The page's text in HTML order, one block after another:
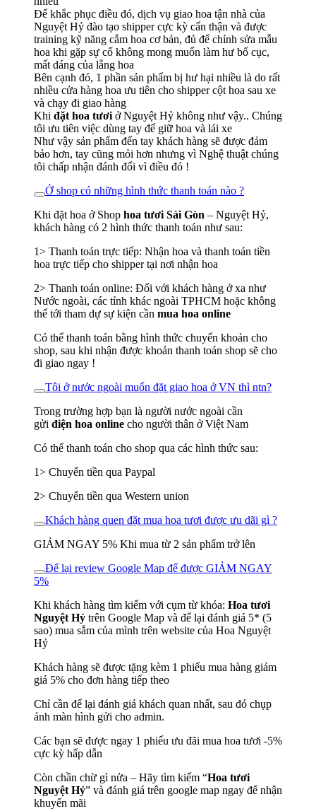
Để khắc phục điều đó, dịch vụ giao hoa tận nhà của
Nguyệt Hỷ đào tạo shipper cực kỳ cẩn thận và được
training kỹ năng cắm hoa cơ bản, đủ để chỉnh sửa mẫu
hoa khi gặp sự cố không mong muốn làm hư bố cục,
mất dáng của lẵng hoa
Bên cạnh đó, 1 phần sản phẩm bị hư hại nhiều là do rất
nhiều cửa hàng hoa ưu tiên cho shipper cột hoa sau xe
và chạy đi giao hàng
Khi đặt hoa tươi ở Nguyệt Hỷ không như vậy.. Chúng
tôi ưu tiên việc dùng tay để giữ hoa và lái xe
Như vậy sản phẩm đến tay khách hàng sẽ được đảm
bảo hơn, tay cũng mỏi hơn nhưng vì Nghệ thuật chúng
tôi chấp nhận đánh đổi vì điều đó !
Ở shop có những hình thức thanh toán nào ?
Khi đặt hoa ở Shop hoa tươi Sài Gòn – Nguyệt Hỷ,
khách hàng có 2 hình thức thanh toán như sau:
1> Thanh toán trực tiếp: Nhận hoa và thanh toán tiền
hoa trực tiếp cho shipper tại nơi nhận hoa
2> Thanh toán online: Đối với khách hàng ở xa như
Nước ngoài, các tỉnh khác ngoài TPHCM hoặc không
thể tới tham dự sự kiện cần mua hoa online
Có thể thanh toán bằng hình thức chuyển khoản cho
shop, sau khi nhận được khoản thanh toán shop sẽ cho
đi giao ngay !
Tôi ở nước ngoài muốn đặt giao hoa ở VN thì ntn?
Trong trường hợp bạn là người nước ngoài cần
gửi điện hoa online cho người thân ở Việt Nam
Có thể thanh toán cho shop qua các hình thức sau:
1> Chuyển tiền qua Paypal
2> Chuyển tiền qua Western union
Khách hàng quen đặt mua hoa tươi được ưu dãi gì ?
GIẢM NGAY 5% Khi mua từ 2 sản phẩm trở lên
Để lại review Google Map để được GIẢM NGAY
5%
Khi khách hàng tìm kiếm với cụm từ khóa: Hoa tươi
Nguyệt Hỷ trên Google Map và để lại đánh giá 5* (5
sao) mua sắm của mình trên website của Hoa Nguyệt
Hỷ
Khách hàng sẽ được tặng kèm 1 phiếu mua hàng giảm
giá 5% cho đơn hàng tiếp theo
Chỉ cần để lại đánh giá khách quan nhất, sau đó chụp
ảnh màn hình gửi cho admin.
Các bạn sẽ được ngay 1 phiếu ưu đãi mua hoa tươi -5%
cực kỳ hấp dẫn
Còn chần chừ gì nửa – Hãy tìm kiếm “Hoa tươi
Nguyệt Hỷ” và đánh giá trên google map ngay để nhận
khuyến mãi